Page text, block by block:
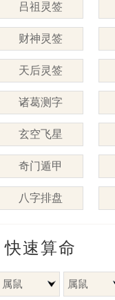
吕祖灵签
财神灵签
天后灵签
诸葛测字
玄空飞星
奇门遁甲
八字排盘
快速算命
属鼠 属鼠